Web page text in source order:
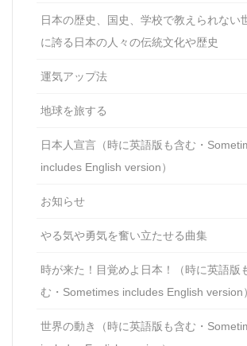
日本の歴史、国史、学校で教えられない
に誇る日本の人々の伝統文化や歴史
運気アップ法
地球を旅する
日本人宣言（時に英語版も含む・
includes English version）
お知らせ
やる気や勇気を奮い立たせる曲集
時が来た！目覚めよ日本！（時に英語版
む・Sometimes includes English version）
世界の動き（時に英語版も含む・